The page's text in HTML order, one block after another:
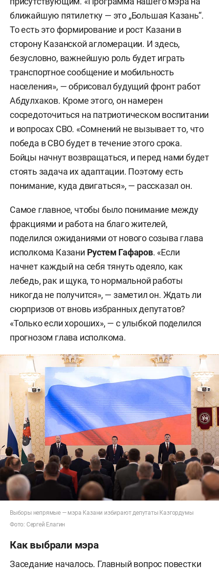
ближайшую пятилетку — это „Большая Казань“.
То есть это формирование и рост Казани в
сторону Казанской агломерации. И здесь,
безусловно, важнейшую роль будет играть
транспортное сообщение и мобильность
населения», — обрисовал будущий фронт работ
Абдулхаков. Кроме этого, он намерен
сосредоточиться на патриотическом воспитании
и вопросах СВО. «Сомнений не вызывает то, что
победа в СВО будет в течение этого срока.
Бойцы начнут возвращаться, и перед нами будет
стоять задача их адаптации. Поэтому есть
понимание, куда двигаться», — рассказал он.
Самое главное, чтобы было понимание между
фракциями и работа на благо жителей,
поделился ожиданиями от нового созыва глава
исполкома Казани Рустем Гафаров. «Если
начнет каждый на себя тянуть одеяло, как
лебедь, рак и щука, то нормальной работы
никогда не получится», — заметил он. Ждать ли
сюрпризов от вновь избранных депутатов?
«Только если хороших», — с улыбкой поделился
прогнозом глава исполкома.
Выборы непрямые — мэра Казани избирают депутаты Казгордумы
Фото: Сергей Елагин
Как выбрали мэра
Заседание началось. Главный вопрос повестки